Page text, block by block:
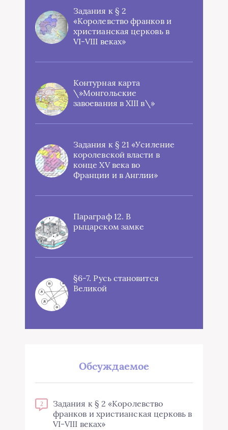
Задания к § 2
«Королевство франков и
христианская церковь в
VI-VIII веках»
Контурная карта
\»Монгольские
завоевания в XIII в\»
Задания к § 21 «Усиление
королевской власти в
конце XV века во
Франции и в Англии»
Параграф 12. В
рыцарском замке
§6-7. Русь становится
Великой
Обсуждаемое
2
Задания к § 2 «Королевство
франков и христианская церковь в
VI-VIII веках»